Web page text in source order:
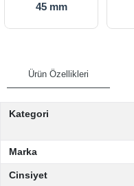
45 mm
Ürün Özellikleri
Kategori
Marka
Cinsiyet